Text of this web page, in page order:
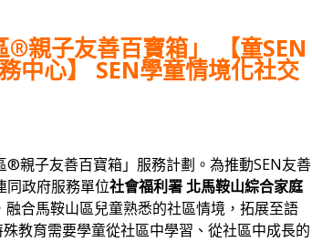
親子友善百寶箱」 【童SEN
中心】 SEN學童情境化社交
®親⼦友善百寶箱」服務計劃。為推動SEN友善
同政府服務單位社會福利署 北馬鞍山綜合家庭
合馬鞍山區兒童熟悉的社區情境，拓展至語
教育需要學童從社區中學習、從社區中成長的